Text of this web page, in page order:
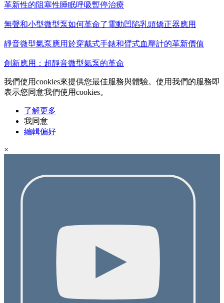
革新性的阻塞性睡眠呼吸暫停治療
無聲和小型微型泵如何革命了電動凹陷乳頭矯正器應用
靜音微型氣泵應用於穿戴式手錶和臂式血壓計的革新價值
創新應用：超靜音微型氣泵的革命
我們使用cookies來提供您最佳服務與體驗。使用我們的服務即
表示您同意我們使用cookies。
了解更多
我同意
編輯偏好
×